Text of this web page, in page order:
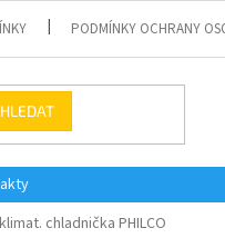
PODMÍNKY OCHRANY
HLEDAT
chladnička PHILCO